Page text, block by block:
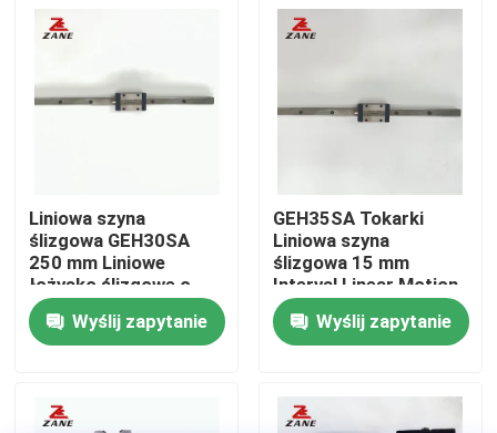
Kontrola jakości
Aktualności
Wszystkie przypadki
Poprosić o wycenę
Liniowy przewodnik
Liniowa szyna
ślizgowa GEH30SA
250 mm Liniowe
łożysko ślizgowe o
długiej żywotności
Wyślij zapytanie
GEH35SA Tokarki
Liniowa szyna
ślizgowa 15 mm
Interval Linear Motion
Rails GEH35CA
Wyślij zapytanie